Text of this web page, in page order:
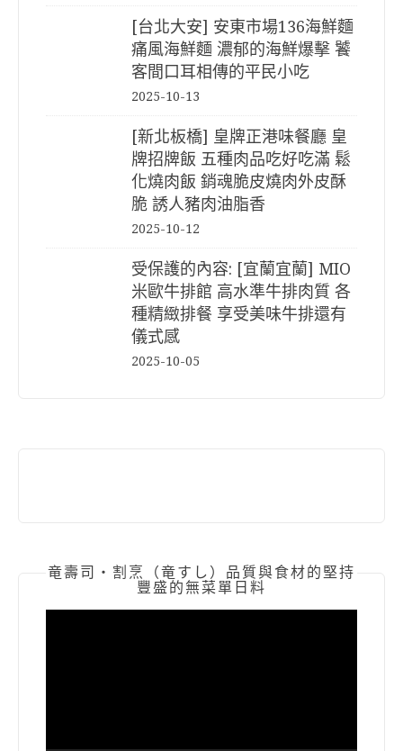
[台北大安] 安東市場136海鮮麵
痛風海鮮麵 濃郁的海鮮爆擊 饕
客間口耳相傳的平民小吃
2025-10-13
[新北板橋] 皇牌正港味餐廳 皇
牌招牌飯 五種肉品吃好吃滿 鬆
化燒肉飯 銷魂脆皮燒肉外皮酥
脆 誘人豬肉油脂香
2025-10-12
受保護的內容: [宜蘭宜蘭] MIO
米歐牛排館 高水準牛排肉質 各
種精緻排餐 享受美味牛排還有
儀式感
2025-10-05
竜壽司‧割烹（竜すし）品質與食材的堅持
豐盛的無菜單日料